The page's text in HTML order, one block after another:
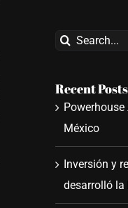
Search
Recent Posts
México
Inversión y
desarrolló la